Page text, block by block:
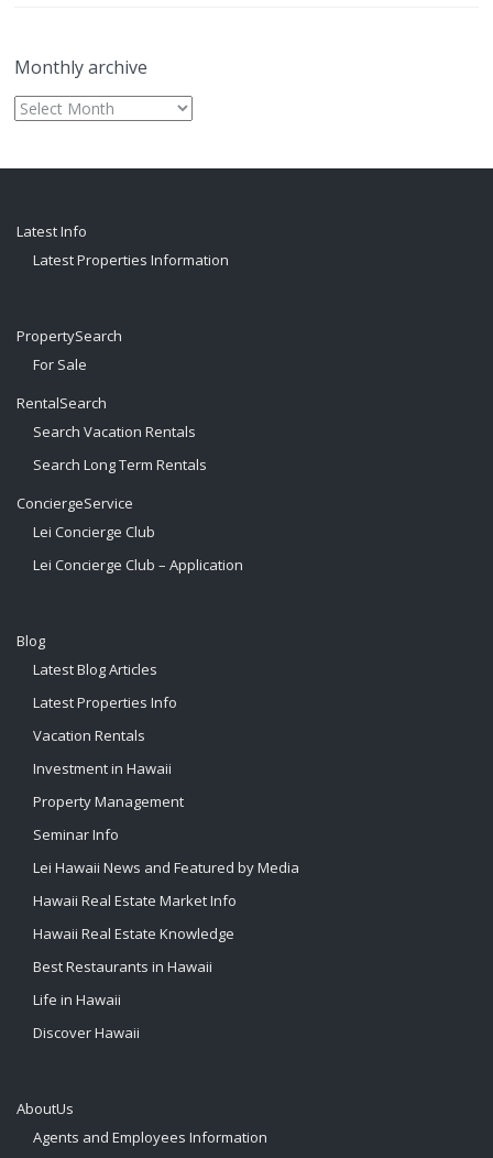
Monthly archive
Monthly
archive
Latest Info
Latest Properties Information
PropertySearch
For Sale
RentalSearch
Search Vacation Rentals
Search Long Term Rentals
ConciergeService
Lei Concierge Club
Lei Concierge Club – Application
Blog
Latest Blog Articles
Latest Properties Info
Vacation Rentals
Investment in Hawaii
Property Management
Seminar Info
Lei Hawaii News and Featured by Media
Hawaii Real Estate Market Info
Hawaii Real Estate Knowledge
Best Restaurants in Hawaii
Life in Hawaii
Discover Hawaii
AboutUs
Agents and Employees Information